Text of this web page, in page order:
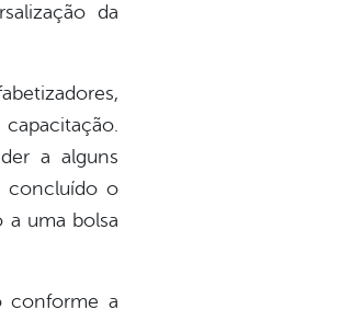
da
a alguns
concluído o
a uma bolsa
conforme a